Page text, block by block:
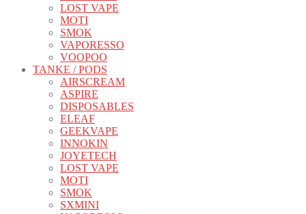
LOST VAPE
MOTI
SMOK
VAPORESSO
VOOPOO
TANKE / PODS
AIRSCREAM
ASPIRE
DISPOSABLES
ELEAF
GEEKVAPE
INNOKIN
JOYETECH
LOST VAPE
MOTI
SMOK
SXMINI